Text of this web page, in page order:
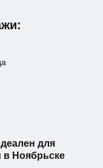
для
Ноябрьске